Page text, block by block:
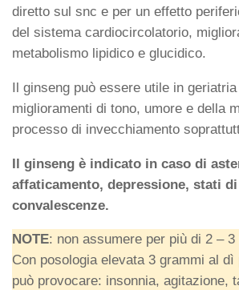
diretto sul snc e per un effetto
del sistema cardiocircolatorio,
metabolismo lipidico e glucidico.
Il ginseng può essere utile in
miglioramenti di tono, umore e della
processo di invecchiamento
Il ginseng è indicato in caso di
affaticamento, depressione, stati
convalescenze.
NOTE: non assumere per più di 2 –
Con posologia elevata 3 grammi al
può provocare: insonnia, agitazione,